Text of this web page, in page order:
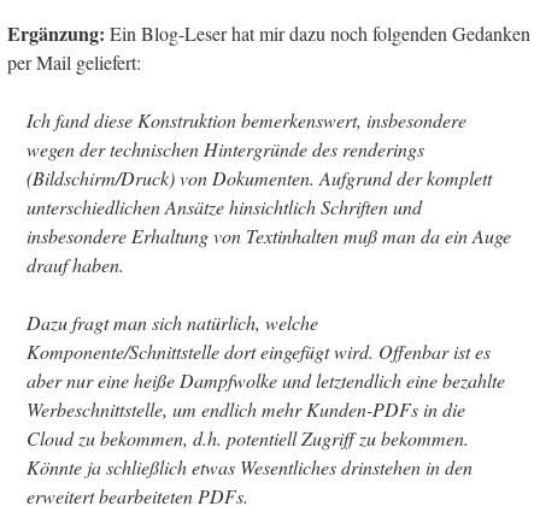
Ergänzung: Ein Blog-Leser hat mir dazu noch folgenden Gedanken
per Mail geliefert:
Ich fand diese Konstruktion bemerkenswert, insbesondere
wegen der technischen Hintergründe des renderings
(Bildschirm/Druck) von Dokumenten. Aufgrund der komplett
unterschiedlichen Ansätze hinsichtlich Schriften und
insbesondere Erhaltung von Textinhalten muß man da ein Auge
drauf haben.
Dazu fragt man sich natürlich, welche
Komponente/Schnittstelle dort eingefügt wird. Offenbar ist es
aber nur eine heiße Dampfwolke und letztendlich eine bezahlte
Werbeschnittstelle, um endlich mehr Kunden-PDFs in die
Cloud zu bekommen, d.h. potentiell Zugriff zu bekommen.
Könnte ja schließlich etwas Wesentliches drinstehen in den
erweitert bearbeiteten PDFs.